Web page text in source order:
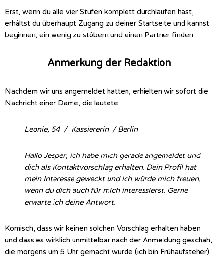
Erst, wenn du alle vier Stufen komplett durchlaufen hast,
erhältst du überhaupt Zugang zu deiner Startseite und kannst
beginnen, ein wenig zu stöbern und einen Partner finden.
Anmerkung der Redaktion
Nachdem wir uns angemeldet hatten, erhielten wir sofort die
Nachricht einer Dame, die lautete:
Leonie, 54 / Kassiererin / Berlin
Hallo Jesper, ich habe mich gerade angemeldet und
dich als Kontaktvorschlag erhalten. Dein Profil hat
mein Interesse geweckt und ich würde mich freuen,
wenn du dich auch für mich interessierst. Gerne
erwarte ich deine Antwort.
Komisch, dass wir keinen solchen Vorschlag erhalten haben
und dass es wirklich unmittelbar nach der Anmeldung geschah,
die morgens um 5 Uhr gemacht wurde (ich bin Frühaufsteher).